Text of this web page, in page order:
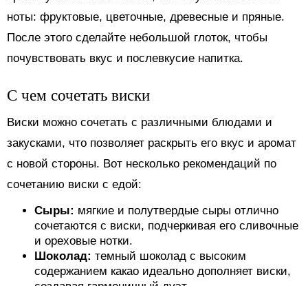
ноты: фруктовые, цветочные, древесные и пряные.
После этого сделайте небольшой глоток, чтобы
почувствовать вкус и послевкусие напитка.
С чем сочетать виски
Виски можно сочетать с различными блюдами и
закусками, что позволяет раскрыть его вкус и аромат
с новой стороны. Вот несколько рекомендаций по
сочетанию виски с едой:
Сыры: мягкие и полутвердые сыры отлично
сочетаются с виски, подчеркивая его сливочные
и ореховые нотки.
Шоколад: темный шоколад с высоким
содержанием какао идеально дополняет виски,